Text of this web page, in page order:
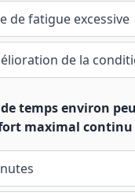
de fatigue excessive
de la
temps environ
maximal continu